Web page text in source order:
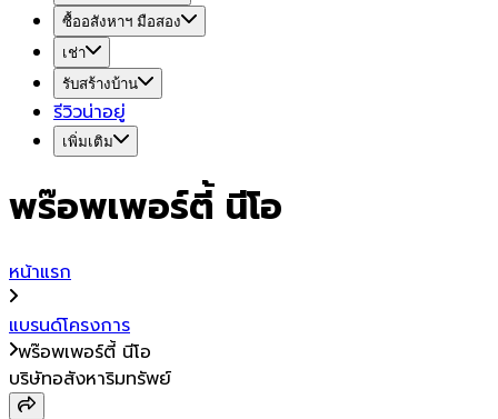
ซื้ออสังหาฯ มือสอง
เช่า
รับสร้างบ้าน
รีวิวน่าอยู่
เพิ่มเติม
พร๊อพเพอร์ตี้ นีโอ
หน้าแรก
แบรนด์โครงการ
พร๊อพเพอร์ตี้ นีโอ
บริษัทอสังหาริมทรัพย์